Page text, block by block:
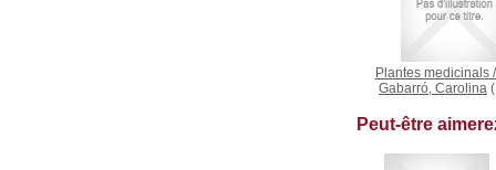
Plantes medicinals
Gabarró, Carolina
Peut-être